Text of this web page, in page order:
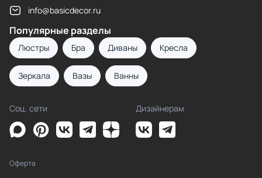
info@basicdecor.ru
Популярные разделы
Люстры Бра Диваны Кресла
Зеркала Вазы Ванны
Соц. сети Дизайнерам
Оферта